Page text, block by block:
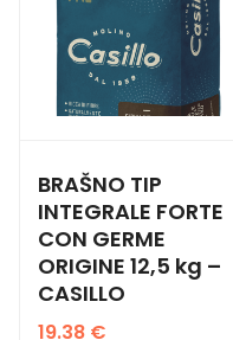
BRAŠNO TIP
INTEGRALE FORTE
CON GERME
ORIGINE 12,5 kg –
CASILLO
19.38 €